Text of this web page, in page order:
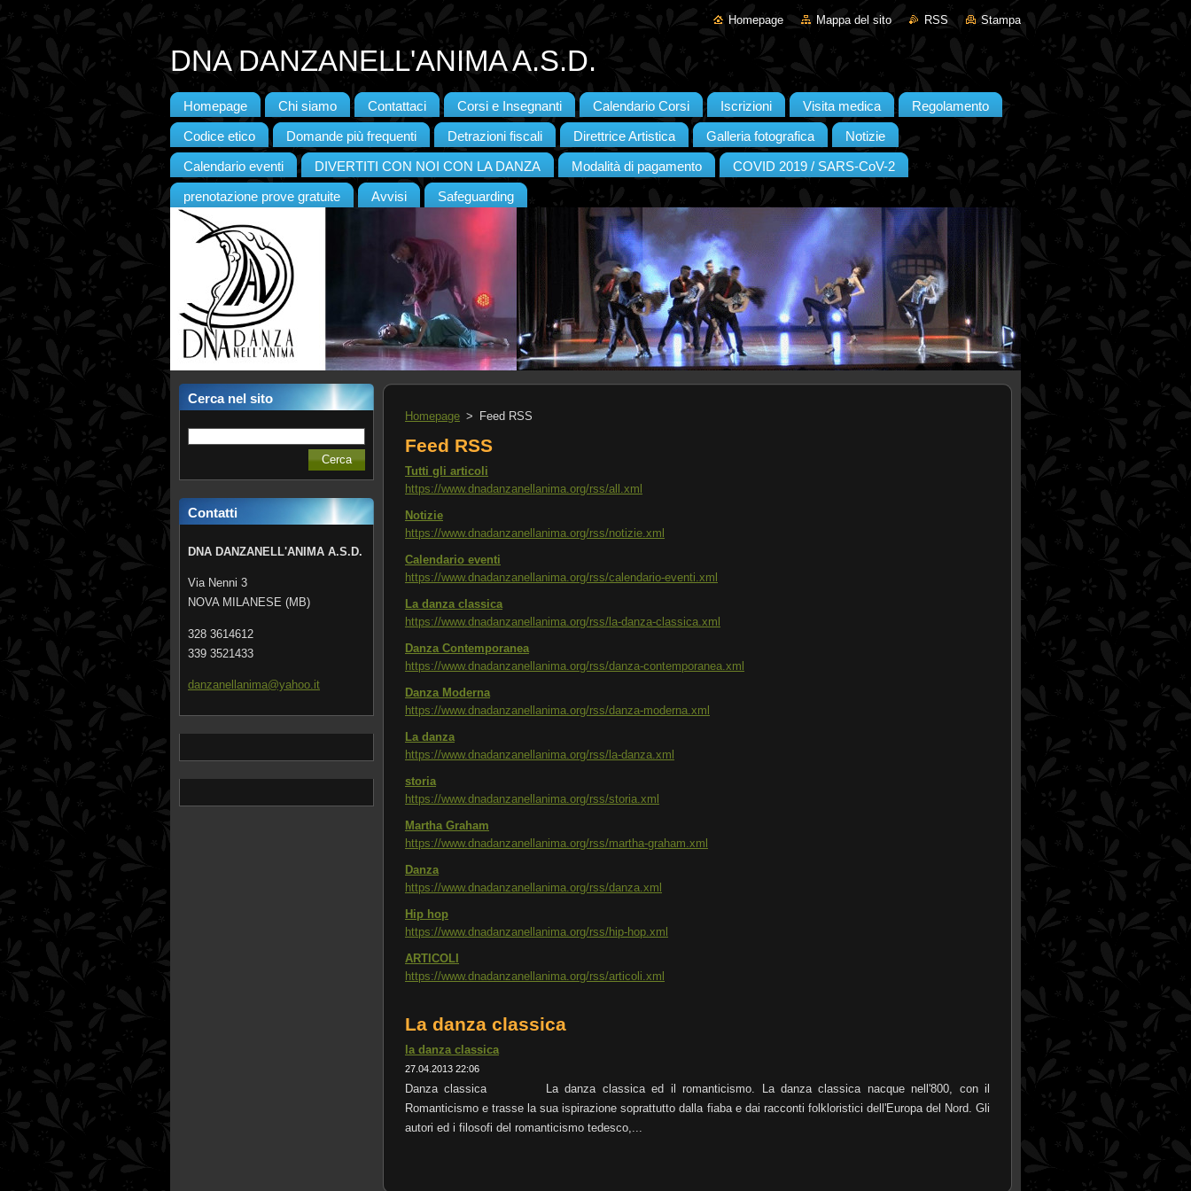
Homepage Mappa del sito RSS Stampa
DNA DANZANELL'ANIMA A.S.D.
Homepage Chi siamo Contattaci Corsi e Insegnanti Calendario Corsi Iscrizioni Visita medica Regolamento
Codice etico Domande più frequenti Detrazioni fiscali Direttrice Artistica Galleria fotografica Notizie
Calendario eventi DIVERTITI CON NOI CON LA DANZA Modalità di pagamento COVID 2019 / SARS-CoV-2
prenotazione prove gratuite Avvisi Safeguarding
Cerca nel sito
Contatti
DNA DANZANELL'ANIMA A.S.D.
Via Nenni 3
NOVA MILANESE (MB)
328 3614612
339 3521433
danzanel lanima@yahoo.it
Homepage > Feed RSS
Feed RSS
Tutti gli articoli
https://www.dnadanzanellanima.org/rss/all.xml
Notizie
https://www.dnadanzanellanima.org/rss/notizie.xml
Calendario eventi
https://www.dnadanzanellanima.org/rss/calendario-eventi.xml
La danza classica
https://www.dnadanzanellanima.org/rss/la-danza-classica.xml
Danza Contemporanea
https://www.dnadanzanellanima.org/rss/danza-contemporanea.xml
Danza Moderna
https://www.dnadanzanellanima.org/rss/danza-moderna.xml
La danza
https://www.dnadanzanellanima.org/rss/la-danza.xml
storia
https://www.dnadanzanellanima.org/rss/storia.xml
Martha Graham
https://www.dnadanzanellanima.org/rss/martha-graham.xml
Danza
https://www.dnadanzanellanima.org/rss/danza.xml
Hip hop
https://www.dnadanzanellanima.org/rss/hip-hop.xml
ARTICOLI
https://www.dnadanzanellanima.org/rss/articoli.xml
La danza classica
la danza classica
27.04.2013 22:06
Danza classica La danza classica ed il romanticismo. La danza classica nacque nell'800, con il
Romanticismo e trasse la sua ispirazione soprattutto dalla fiaba e dai racconti folkloristici dell'Europa del Nord. Gli
autori ed i filosofi del romanticismo tedesco,...